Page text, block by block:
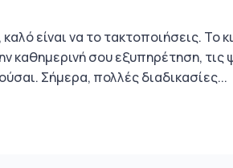
είναι να το τακτοποιήσεις. Το
καθημερινή σου εξυπηρέτηση, τις
Σήμερα, πολλές διαδικασίες...